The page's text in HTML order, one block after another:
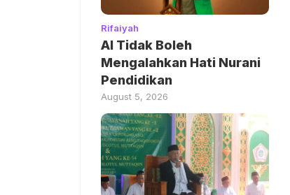
Rifaiyah
AI Tidak Boleh
Mengalahkan Hati Nurani
Pendidikan
August 5, 2026